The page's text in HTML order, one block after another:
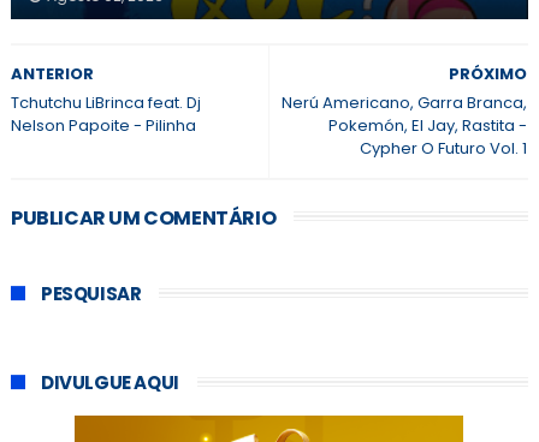
PRÓXIMO
Nerú Americano, Garra Branca,
Pokemón, El Jay, Rastita -
Cypher O Futuro Vol. 1
ANTERIOR
Tchutchu LiBrinca feat. Dj
Nelson Papoite - Pilinha
PUBLICAR UM COMENTÁRIO
PESQUISAR
DIVULGUE AQUI